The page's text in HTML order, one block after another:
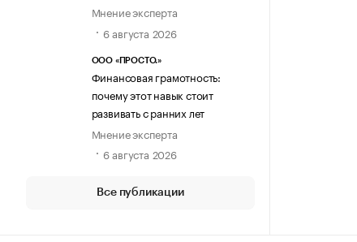
Мнение эксперта
6 августа 2026
ООО «ПРОСТО.»
Финансовая грамотность:
почему этот навык стоит
развивать с ранних лет
Мнение эксперта
6 августа 2026
Все публикации